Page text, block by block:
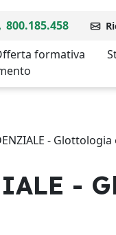
800.185.458
formativa
-
-